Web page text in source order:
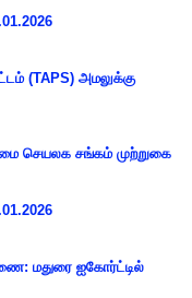
(TAPS) அமலுக்கு
செயலக சங்கம் முற்றுகை
மதுரை ஐகோர்ட்டில்